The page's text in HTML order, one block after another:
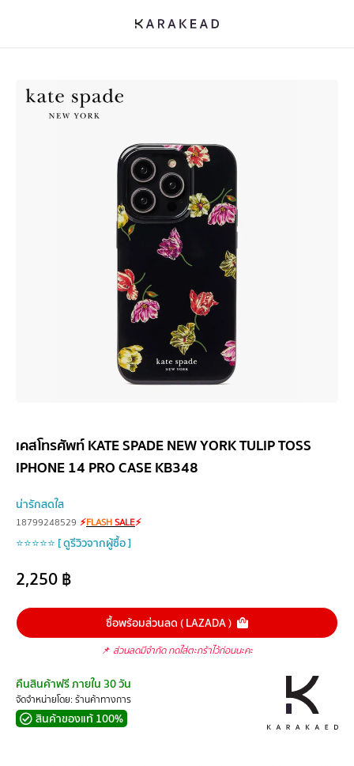
เคสโทรศัพท์ KATE SPADE NEW YORK TULIP TOSS
IPHONE 14 PRO CASE KB348
น่ารักสดใส
18799248529 ⚡FLASHSALE⚡
⭐⭐⭐⭐⭐ [ ดูรีวิวจากผู้ซื้อ ]
2,250฿
ซื้อพร้อมส่วนลด ( LAZADA )
📌 ส่วนลดมีจำกัด กดใส่ตะกร้าไว้ก่อนนะคะ
คืนสินค้าฟรี ภายใน 30 วัน
จัดจำหน่ายโดย: ร้านค้าทางการ
สินค้าของแท้ 100%